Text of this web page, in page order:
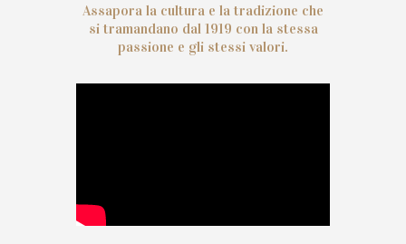
Assapora la cultura e la tradizione che
si tramandano dal 1919 con la stessa
passione e gli stessi valori.